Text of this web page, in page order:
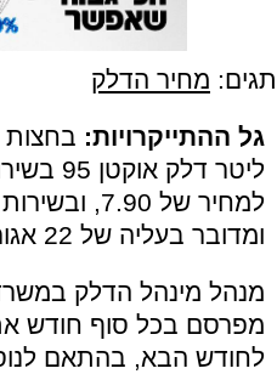
תגים: מחיר הדלק
גל ההתייקרויות: בחצות
ומדובר בעליה של 22 אגורות.
מנהל מינהל הדלק
לחודש הבא, בהתאם